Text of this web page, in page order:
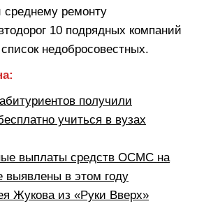
среднему ремонту
10 подрядных компаний
недобросовестных.
получили
учиться в вузах
выплаты средств ОСМС на
выявлены в этом году
Жукова из «Руки Вверх»